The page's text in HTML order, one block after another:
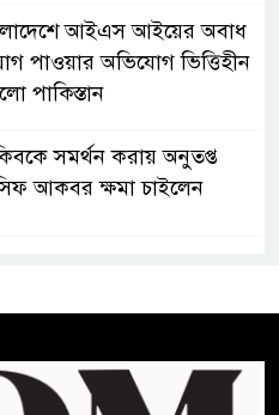
আইএস আইয়ের অবাধ
পাওয়ার অভিযোগ ভিত্তিহীন
পাকিস্তান
সমর্থন করায় অনুতপ্ত
আকবর ক্ষমা চাইলেন
শ্রেণি ছাড়া অন্য সব শ্রেণিতে
ভর্তি পরীক্ষা: শিক্ষা মন্ত্রণালয়